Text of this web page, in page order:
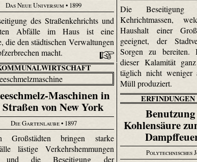
Die Beseitigung
Kehrichtmassen,
Haushalt einer
geeignet, der
Sorgen zu bereiten.
dieser Kalamität
täglich nicht weniger
Müll produziert.
Das Neue Universum• 1899
des Straßen­kehrichts und
Abfälle im Haus ist eine
die den städtischen Verwaltungen
macht.
Maschinen in
von New York
Die Gartenlaube• 1897
bringen starke
lästige Verkehrshemmungen
und die Beseitigung der
Kohlensäure
Polytechnisches